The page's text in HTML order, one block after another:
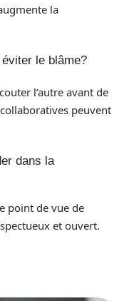
la
le blâme?
l’autre avant de
peuvent
dans la
point de vue de
et ouvert.